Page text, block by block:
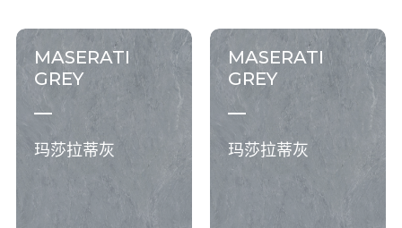
纯色系列 SOLID COLOR COLLECTION
1600x3200x12mm
1200x2800x6mm
钻粉干粒
金丝绒
钻粉干粒+色胚
细腻面
MASERATI
GREY
玛莎拉蒂灰
MASERATI
GREY
玛莎拉蒂灰